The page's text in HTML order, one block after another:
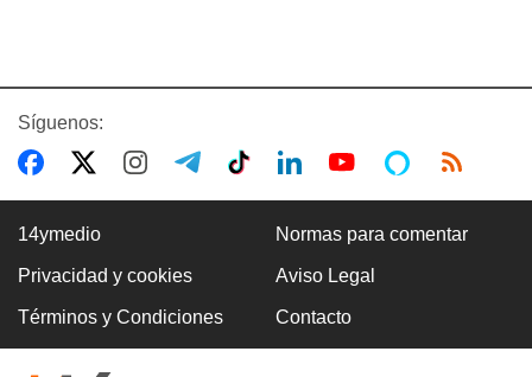
GUERRA
Ucrania ataca otro centro logístico del Amazon
ruso, esta vez en los Urales
Síguenos:
14ymedio Normas para comentar
Privacidad y cookies Aviso Legal
Términos y Condiciones Contacto